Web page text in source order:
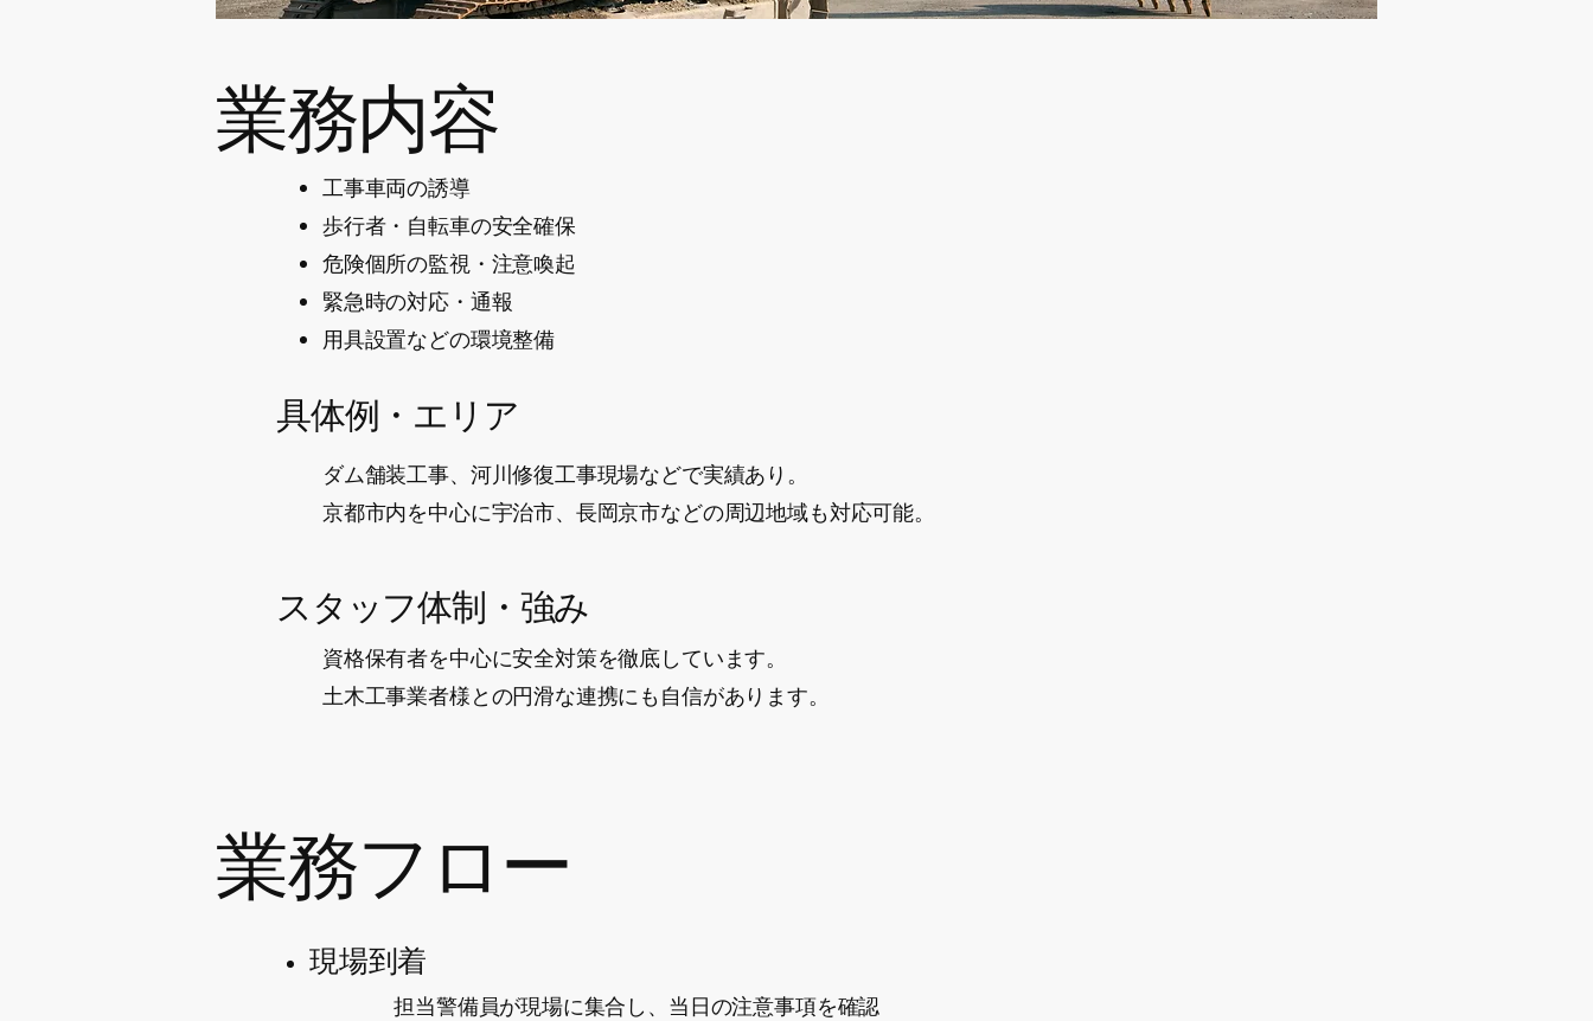
業務内容
工事車両の誘導
歩行者・自転車の安全確保
危険個所の監視・注意喚起
​緊急時の対応・通報
用具設置などの環境整備
​具体例・エリア
ダム舗装工事、河川修復工事現場などで実績あり。
​京都市内を中心に宇治市、長岡京市などの周辺地域も対応可能。
スタッフ体制・強み
資格保有者を中心に安全対策を徹底しています。
​土木工事業者様との円滑な連携にも自信があります。
​業務フロー
現場到着
担当警備員が現場に集合し、当日の注意事項を確認